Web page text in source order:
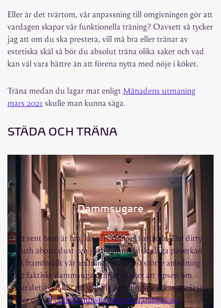
Eller är det tvärtom, vår anpassning till omgivningen gör att
vardagen skapar vår funktionella träning? Oavsett så tycker
jag att om du ska prestera, vill må bra eller tränar av
estetiska skäl så bör du absolut träna olika saker och vad
kan väl vara bättre än att förena nytta med nöje i köket.
Träna medan du lagar mat enligt Månadens utmaning
mars 2021 skulle man kunna säga.
STÄDA OCH TRÄNA
Dammsugare
Ett rent hem är bra, läs till exempel i artikeln The dirty
truth about dust om just dammets skadliga påverkan
på framförallt vår andning. Så, desto större anledning
att faktiskt dammsuga och jag tänker att tipsen om
hur det även blir ett ypperligt träningspass kan du läsa
mer om iSå blir dammsugning ett träningspass